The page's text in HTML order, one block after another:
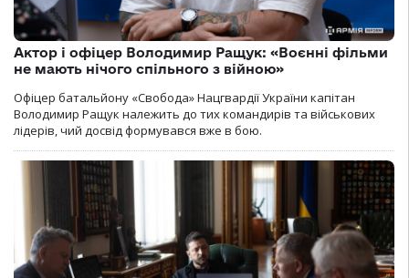
Актор і офіцер Володимир Ращук: «Воєнні фільми
не мають нічого спільного з війною»
Офіцер батальйону «Свобода» Нацгвардії України капітан
Володимир Ращук належить до тих командирів та військових
лідерів, чий досвід формувався вже в бою.